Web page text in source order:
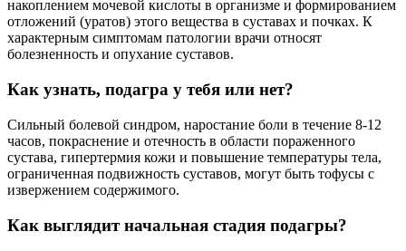
накоплением мочевой кислоты в организме и формированием
отложений (уратов) этого вещества в суставах и почках. К
характерным симптомам патологии врачи относят
болезненность и опухание суставов.
Как узнать, подагра у тебя или нет?
Сильный болевой синдром, наростание боли в течение 8-12
часов, покраснение и отечность в области пораженного
сустава, гипертермия кожи и повышение температуры тела,
ограниченная подвижность суставов, могут быть тофусы с
извержением содержимого.
Как выглядит начальная стадия подагры?